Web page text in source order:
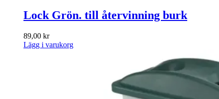
Lock Grön. till återvinning burk
89,00 kr
Lägg i varukorg